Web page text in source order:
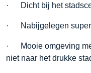
· Dicht bij het
· Nabijgelegen
· Mooie omgeving
niet naar het drukke